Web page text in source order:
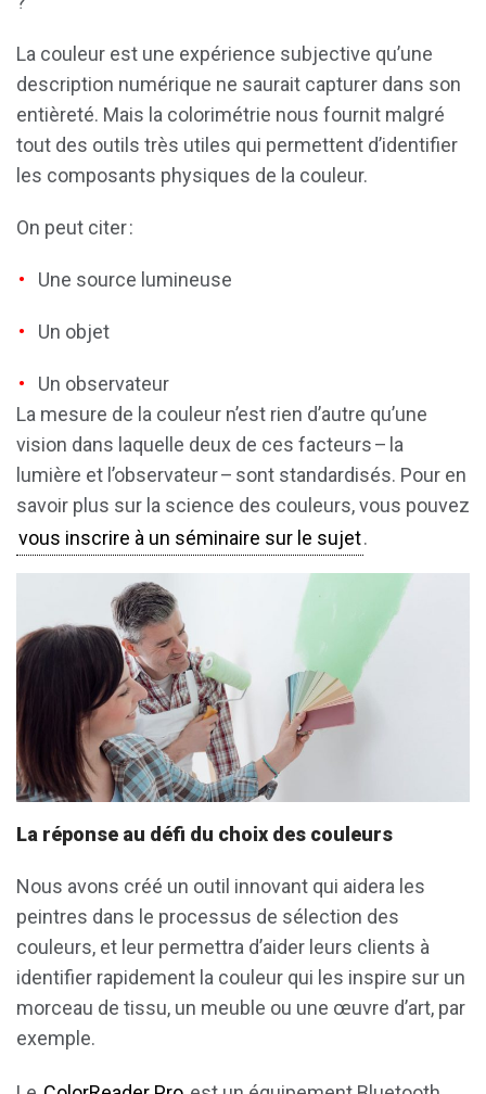
La couleur est une expérience subjective qu’une
description numérique ne saurait capturer dans son
entièreté. Mais la colorimétrie nous fournit malgré
tout des outils très utiles qui permettent d’identifier
les composants physiques de la couleur.
On peut citer :
Une source lumineuse
Un objet
Un observateur
La mesure de la couleur n’est rien d’autre qu’une
vision dans laquelle deux de ces facteurs – la
lumière et l’observateur – sont standardisés. Pour en
savoir plus sur la science des couleurs, vous pouvez
vous inscrire à un séminaire sur le sujet.
La réponse au défi du choix des couleurs
Nous avons créé un outil innovant qui aidera les
peintres dans le processus de sélection des
couleurs, et leur permettra d’aider leurs clients à
identifier rapidement la couleur qui les inspire sur un
morceau de tissu, un meuble ou une œuvre d’art, par
exemple.